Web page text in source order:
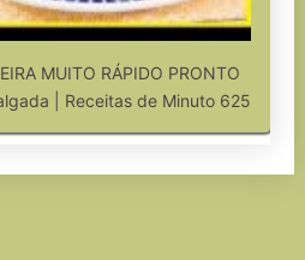
MUITO RÁPIDO PRONTO
| Receitas de Minuto 625